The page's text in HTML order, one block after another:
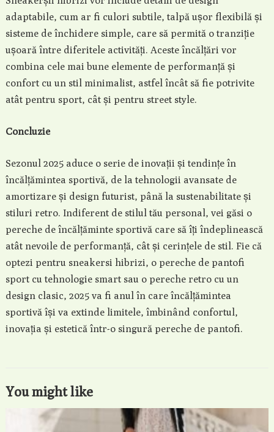
adaptabile, cum ar fi culori subtile, talpă ușor flexibilă și
sisteme de închidere simple, care să permită o tranziție
ușoară între diferitele activități. Aceste încălțări vor
combina cele mai bune elemente de performanță și
confort cu un stil minimalist, astfel încât să fie potrivite
atât pentru sport, cât și pentru street style.
Concluzie
Sezonul 2025 aduce o serie de inovații și tendințe în
încălțămintea sportivă, de la tehnologii avansate de
amortizare și design futurist, până la sustenabilitate și
stiluri retro. Indiferent de stilul tău personal, vei găsi o
pereche de încălțăminte sportivă care să îți îndeplinească
atât nevoile de performanță, cât și cerințele de stil. Fie că
optezi pentru sneakersi hibrizi, o pereche de pantofi
sport cu tehnologie smart sau o pereche retro cu un
design clasic, 2025 va fi anul în care încălțămintea
sportivă își va extinde limitele, îmbinând confortul,
inovația și estetică într-o singură pereche de pantofi.
You might like